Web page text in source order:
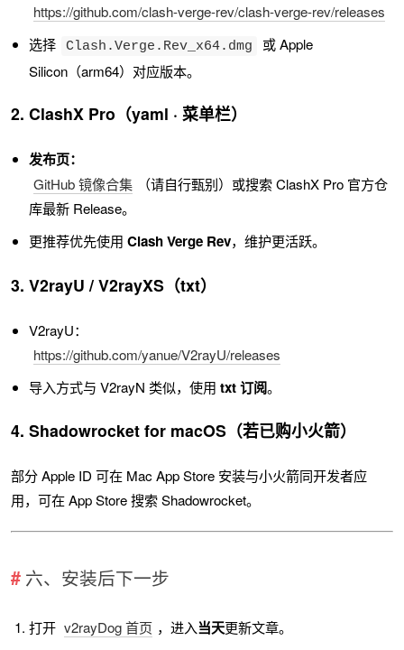
https://github.com/clash-verge-rev/clash-verge-rev/releases
选择
Clash.Verge.Rev_x64.dmg
或 Apple
Silicon（arm64）对应版本。
2. ClashX Pro（yaml · 菜单栏）
发布页：
GitHub 镜像合集
（请自行甄别）或搜索 ClashX Pro 官方仓
库最新 Release。
更推荐优先使用 Clash Verge Rev，维护更活跃。
3. V2rayU / V2rayXS（txt）
V2rayU：
https://github.com/yanue/V2rayU/releases
导入方式与 V2rayN 类似，使用 txt 订阅。
4. Shadowrocket for macOS（若已购小火箭）
部分 Apple ID 可在 Mac App Store 安装与小火箭同开发者应
用，可在 App Store 搜索 Shadowrocket。
六、安装后下一步
打开 v2rayDog 首页 ，进入当天更新文章。